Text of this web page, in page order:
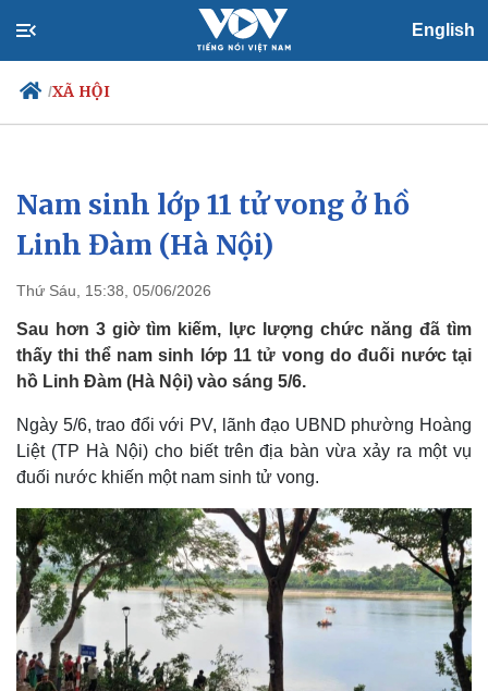
English
/XÃ HỘI
Chính trị
Đảng
Tổ chức nhân sự
Nhận diện sự thật
Xã hội
Tin 24h
Dự báo thời tiết
Việc làm
Biển đảo
Nam sinh lớp 11 tử vong ở hồ
Linh Đàm (Hà Nội)
Thứ Sáu, 15:38, 05/06/2026
Sau hơn 3 giờ tìm kiếm, lực lượng chức năng đã tìm
thấy thi thể nam sinh lớp 11 tử vong do đuối nước tại
hồ Linh Đàm (Hà Nội) vào sáng 5/6.
Ngày 5/6, trao đổi với PV, lãnh đạo UBND phường Hoàng
Liệt (TP Hà Nội) cho biết trên địa bàn vừa xảy ra một vụ
đuối nước khiến một nam sinh tử vong.